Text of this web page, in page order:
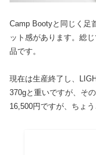
Camp Bootyと同じく足
ット感があります。総
品です。
現在は生産終了し、
370gと重いですが、そ
16,500円ですが、ちょ